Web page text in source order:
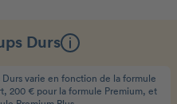
Durs
varie en fonction de la formule
200 € pour la formule Premium, et